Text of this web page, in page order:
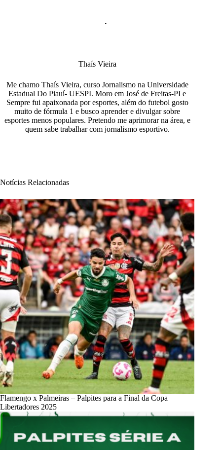
Thaís Vieira
Me chamo Thaís Vieira, curso Jornalismo na Universidade
Estadual Do Piauí- UESPI. Moro em José de Freitas-PI e
Sempre fui apaixonada por esportes, além do futebol gosto
muito de fórmula 1 e busco aprender e divulgar sobre
esportes menos populares. Pretendo me aprimorar na área, e
quem sabe trabalhar com jornalismo esportivo.
Notícias Relacionadas
Flamengo x Palmeiras – Palpites para a Final da Copa
Libertadores 2025